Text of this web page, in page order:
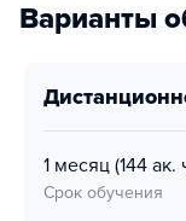
Варианты
1 месяц (144 ак.
Срок обучения